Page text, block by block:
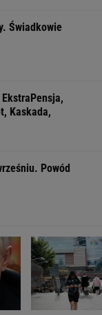
Świadkowie
Kaskada,
Powód